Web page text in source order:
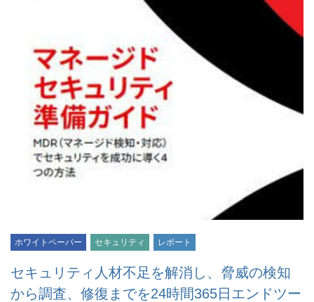
ホワイトペーパー セキュリティ レポート
セキュリティ人材不足を解消し、脅威の検知
から調査、修復までを24時間365日エンドツー